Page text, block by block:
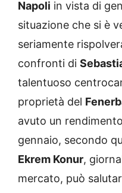
Napoli in vista di
situazione che si è
seriamente
confronti di
talentuoso
proprietà del
avuto un
gennaio, secondo
Ekrem Konur,
mercato, può